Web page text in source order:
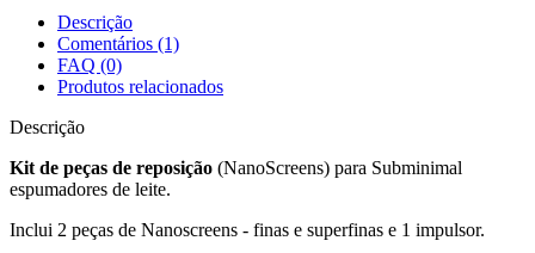
Descrição
Comentários (1)
FAQ (0)
Produtos relacionados
Descrição
Kit de peças de reposição (NanoScreens) para Subminimal
espumadores de leite.
Inclui 2 peças de Nanoscreens - finas e superfinas e 1 impulsor.